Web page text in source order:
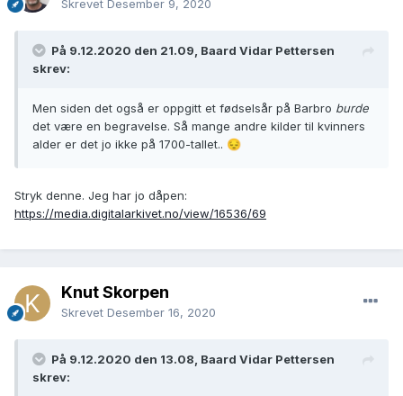
Skrevet Desember 9, 2020
På 9.12.2020 den 21.09, Baard Vidar Pettersen
skrev:
Men siden det også er oppgitt et fødselsår på Barbro burde
det være en begravelse. Så mange andre kilder til kvinners
alder er det jo ikke på 1700-tallet.. 😔
Stryk denne. Jeg har jo dåpen:
https://media.digitalarkivet.no/view/16536/69
Knut Skorpen
Skrevet Desember 16, 2020
På 9.12.2020 den 13.08, Baard Vidar Pettersen
skrev: